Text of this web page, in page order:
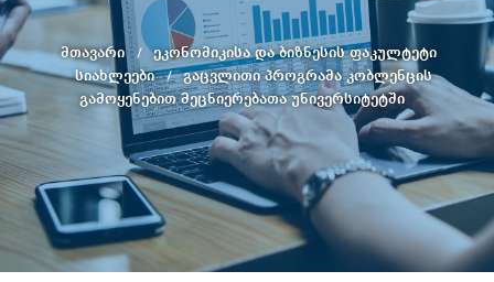
მთავარი
ეკონომიკისა და ბიზნესის ფაკულტეტი
სიახლეები
გაცვლითი პროგრამა კობლენცის
გამოყენებით მეცნიერებათა უნივერსიტეტში